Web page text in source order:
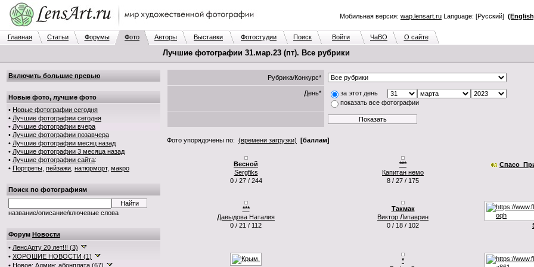
Мобильная версия: wap.lensart.ru Language: [Русский]
Главная Статьи Форумы Фото Авторы Выставки Фотостудии Поиск Войти ЧаВО О сайте
Лучшие фотографии 31.мар.23 (пт). Все рубрики
Включить большие превью
Новые фото, лучшие фото
• Новые фотографии сегодня
• Лучшие фотографии сегодня
• Лучшие фотографии вчера
• Лучшие фотографии позавчера
• Лучшие фотографии месяц назад
• Лучшие фотографии 3 месяца назад
• Лучшие фотографии сайта:
• Портреты пейзажи натюрморт, макро
Поиск по фотографиям
название/описание/ключевые слова
Форум Новости
• ЛенсАрту 20 лет!!! (3)
• ХОРОШИЕ НОВОСТИ (1)
• Новое: Админ: абонплата (67)
Рубрика/Конкурс*
День*
за этот день
показать все фотографии
Фото упорядочены по: (времени загрузки) [баллам]
Весной
Sergfiks
0 / 27 / 244
***
Капитан немо
8 / 27 / 175
***
Давыдова Наталия
0 / 21 / 112
Такмак
Виктор Литаврин
0 / 18 / 102
*